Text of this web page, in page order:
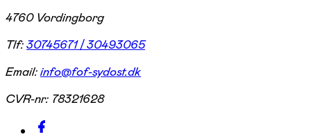
4760 Vordingborg
Tlf:30745671 / 30493065
Email:info@fof-sydost.dk
CVR-nr: 78321628